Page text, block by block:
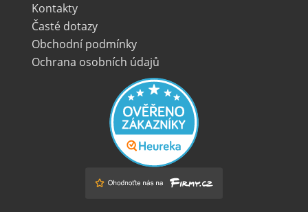
Kontakty
Časté dotazy
Obchodní podmínky
Ochrana osobních údajů